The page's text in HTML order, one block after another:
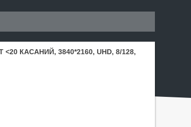
КАСАНИЙ, 3840*2160, UHD, 8/128,